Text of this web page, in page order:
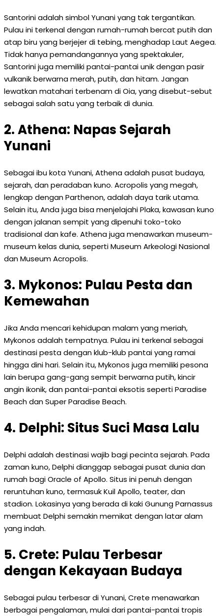
Santorini adalah simbol Yunani yang tak tergantikan.
Pulau ini terkenal dengan rumah-rumah bercat putih dan
atap biru yang berjejer di tebing, menghadap Laut Aegea.
Tidak hanya pemandangannya yang spektakuler,
Santorini juga memiliki pantai-pantai unik dengan pasir
vulkanik berwarna merah, putih, dan hitam. Jangan
lewatkan matahari terbenam di Oia, yang disebut-sebut
sebagai salah satu yang terbaik di dunia.
2. Athena: Napas Sejarah
Yunani
Sebagai ibu kota Yunani, Athena adalah pusat budaya,
sejarah, dan peradaban kuno. Acropolis yang megah,
lengkap dengan Parthenon, adalah daya tarik utama.
Selain itu, Anda juga bisa menjelajahi Plaka, kawasan kuno
dengan jalanan sempit yang dipenuhi toko-toko
tradisional dan kafe. Athena juga menawarkan museum-
museum kelas dunia, seperti Museum Arkeologi Nasional
dan Museum Acropolis.
3. Mykonos: Pulau Pesta dan
Kemewahan
Jika Anda mencari kehidupan malam yang meriah,
Mykonos adalah tempatnya. Pulau ini terkenal sebagai
destinasi pesta dengan klub-klub pantai yang ramai
hingga dini hari. Selain itu, Mykonos juga memiliki pesona
lain berupa gang-gang sempit berwarna putih, kincir
angin ikonik, dan pantai-pantai eksotis seperti Paradise
Beach dan Super Paradise Beach.
4. Delphi: Situs Suci Masa Lalu
Delphi adalah destinasi wajib bagi pecinta sejarah. Pada
zaman kuno, Delphi dianggap sebagai pusat dunia dan
rumah bagi Oracle of Apollo. Situs ini penuh dengan
reruntuhan kuno, termasuk Kuil Apollo, teater, dan
stadion. Lokasinya yang berada di kaki Gunung Parnassus
membuat Delphi semakin memikat dengan latar alam
yang indah.
5. Crete: Pulau Terbesar
dengan Kekayaan Budaya
Sebagai pulau terbesar di Yunani, Crete menawarkan
berbagai pengalaman, mulai dari pantai-pantai tropis